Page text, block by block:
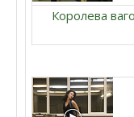
Королева